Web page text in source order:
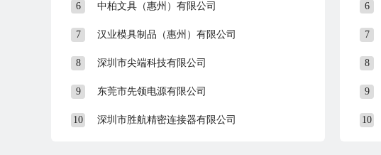
6 中柏文具（惠州）有限公司
7 汉业模具制品（惠州）有限公司
8 深圳市尖端科技有限公司
9 东莞市先领电源有限公司
10 深圳市胜航精密连接器有限公司
6
7
8
9
10